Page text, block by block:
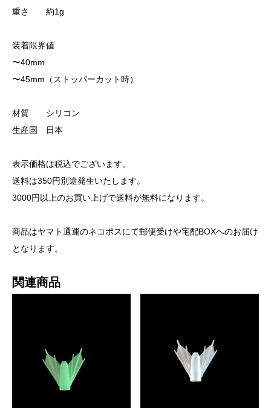
重さ 約1g
装着限界値
〜40mm
〜45mm（ストッパーカット時）
材質 シリコン
生産国 日本
表示価格は税込でございます。
送料は350円別途発生いたします。
3000円以上のお買い上げで送料が無料になります。
商品はヤマト通運のネコポスにて郵便受けや宅配BOXへのお届け
となります。
関連商品